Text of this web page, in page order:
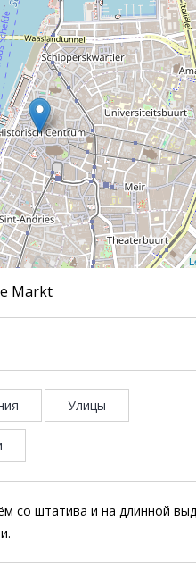
Markt
Улицы
со штатива и на длинной